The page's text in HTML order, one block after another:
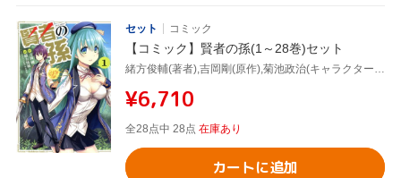
セット コミック
【コミック】賢者の孫(1～28巻)セット
¥6,710
全28点中 28点 在庫あり
カートに追加